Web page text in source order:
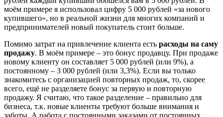
моём примере я использовал цифру 5 000 рублей «за нового
купившего», но в реальной жизни для многих компаний и
предпринимателей новый покупатель стоит больше.
Помимо затрат на привлечение клиента есть расходы на саму
продажу. В моём примере – это бонус продавцу. При продаже
новому клиенту он составляет 5 000 рублей (или 9%), а
постоянному – 3 000 рублей (или 3,3%). Если вы только
знакомитесь с организацией повторных продаж, то, скорее
всего, ещё не разделяете бонус за первую и повторную
продажу. Я считаю, что такое разделение – правильно для
бизнеса, т.к. новые клиенты требуют больше внимания и
заботы. А работа с постоянными заказами от постоянных